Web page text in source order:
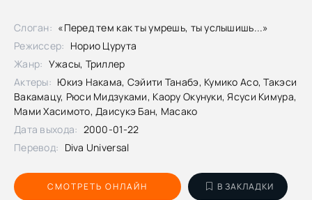
СМОТРЕТЬ ОНЛАЙН В ЗАКЛАДКИ
Слоган: «Перед тем как ты умрешь, ты услышишь...»
Режиссер: Норио Цурута
Жанр: Ужасы, Триллер
Актеры: Юкиэ Накама, Сэйити Танабэ, Кумико Асо, Такэси
Вакамацу, Рюси Мидзуками, Каору Окунуки, Ясуси Кимура,
Мами Хасимото, Даисукэ Бан, Масако
Дата выхода: 2000-01-22
Перевод: Diva Universal